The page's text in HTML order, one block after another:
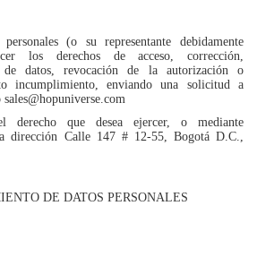
(o su representante debidamente
los derechos de acceso, corrección,
de datos, revocación de la autorización o
incumplimiento, enviando una solicitud a
que desea ejercer, o mediante
dirección Calle 147 # 12-55, Bogotá D.C.,
DE DATOS PERSONALES